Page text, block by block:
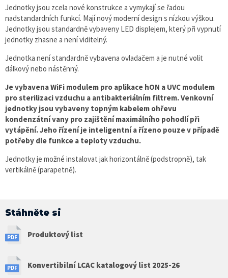
Jednotky jsou zcela nové konstrukce a vymykají se řadou
nadstandardních funkcí. Mají nový moderní design s nízkou výškou.
Jednotky jsou standardně vybaveny LED displejem, který při vypnutí
jednotky zhasne a není viditelný.
Jednotka není standardně vybavena ovladačem a je nutné volit
dálkový nebo nástěnný.
Je vybavena WiFi modulem pro aplikace hON a UVC modulem
pro sterilizaci vzduchu a antibakteriálním filtrem. Venkovní
jednotky jsou vybaveny topným kabelem ohřevu
kondenzátní vany pro zajištění maximálního pohodlí při
vytápění. Jeho řízení je inteligentní a řízeno pouze v případě
potřeby dle funkce a teploty vzduchu.
Jednotky je možné instalovat jak horizontálně (podstropně), tak
vertikálně (parapetně).
Stáhněte si
Produktový list
Konvertibilní LCAC katalogový list 2025-26